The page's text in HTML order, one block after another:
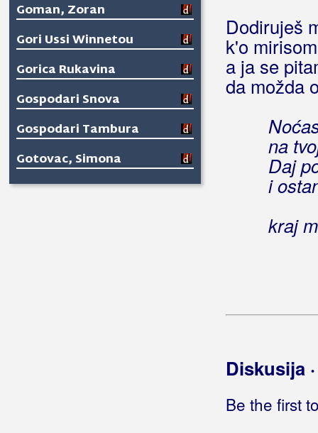
Goman, Zoran
Gori Ussi Winnetou
Gorica Rukavina
Gospodari Snova
Gospodari Tambura
Gotovac, Simona
Gracia
Dodiruješ
k'o
a ja se
da možda
na
Daj
i
kraj
Diskusija
Be the first